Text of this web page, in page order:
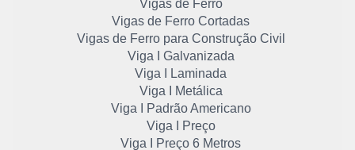
Vigas de Ferro
Vigas de Ferro Cortadas
Vigas de Ferro para Construção Civil
Viga I Galvanizada
Viga I Laminada
Viga I Metálica
Viga I Padrão Americano
Viga I Preço
Viga I Preço 6 Metros